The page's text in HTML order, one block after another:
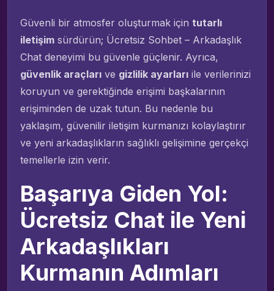
Güvenli bir atmosfer oluşturmak için tutarlı
iletişim sürdürün; Ücretsiz Sohbet – Arkadaşlık
Chat deneyimi bu güvenle güçlenir. Ayrıca,
güvenlik araçları ve gizlilik ayarları ile verilerinizi
koruyun ve gerektiğinde erişimi başkalarının
erişiminden de uzak tutun. Bu nedenle bu
yaklaşım, güvenilir iletişim kurmanızı kolaylaştırır
ve yeni arkadaşlıkların sağlıklı gelişimine gerçekçi
temellerle izin verir.
Başarıya Giden Yol:
Ücretsiz Chat ile Yeni
Arkadaşlıkları
Kurmanın Adımları